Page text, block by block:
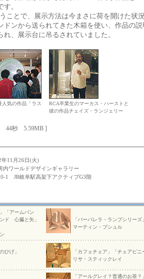
。
うことで、展示方法は今まさに荷を開けた状
ドンから送られてきた木箱を使い、作品の説
、展示台に吊るされていました。
人気の作品「ラス
RCA卒業生のマーカス・ハーストと
彼の作品チェイズ・ランジェリー
秒 5.59MB ]
年11月26日(火)
内ワールドデザインギャラリー
1 JR岐阜駅高架下アクティブG3階
「アームバン
ド 心臓と矢」
「バーバレラ・ランプシリーズ
マーティン・ブシュル
ひげ」
「カフェチェア」「チェアピニ
リサ・スティックレイ
「アールグレイ？普通のお茶？